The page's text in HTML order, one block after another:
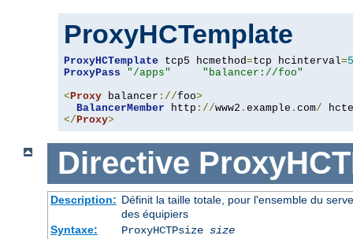
ProxyHCTemplate
ProxyHCTemplate tcp5 hcmethod=tcp hcinterval=5
ProxyPass
"/apps"
"balancer://foo"
<Proxy balancer ://foo>
BalancerMember http ://www2 . example . com/
</Proxy>
Directive
Description: Définit la taille totale, pour l'ensemble du
des équipiers
Syntaxe:
ProxyHCTPsize size